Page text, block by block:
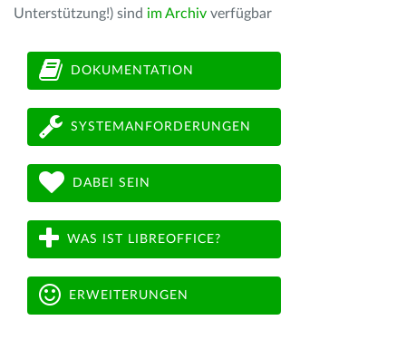
Unterstützung!) sind im Archiv verfügbar
DOKUMENTATION
SYSTEMANFORDERUNGEN
DABEI SEIN
WAS IST LIBREOFFICE?
ERWEITERUNGEN